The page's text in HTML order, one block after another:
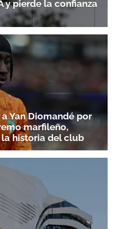
y pierde la confianza
Yan Diomandé por
marfileño,
historia del club